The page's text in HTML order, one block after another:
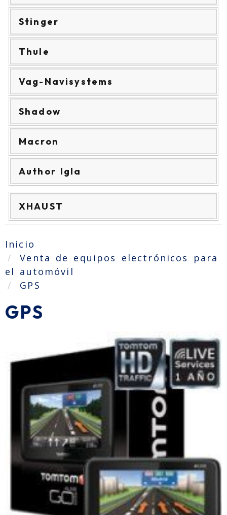
Stinger
Thule
Vag-Navisystems
Shadow
Macron
Author Igla
XHAUST
Inicio
Venta de equipos electrónicos para
el automóvil
GPS
GPS